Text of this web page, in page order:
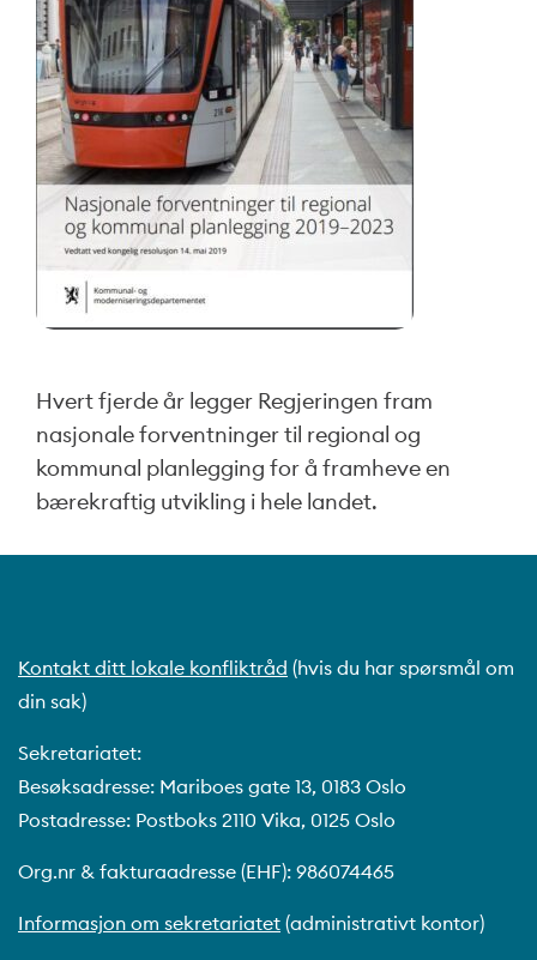
Hvert fjerde år legger Regjeringen fram
nasjonale forventninger til regional og
kommunal planlegging for å framheve en
bærekraftig utvikling i hele landet.
Kontakt ditt lokale konfliktråd (hvis du har spørsmål om
din sak)
Sekretariatet:
Besøksadresse: Mariboes gate 13, 0183 Oslo
Postadresse: Postboks 2110 Vika, 0125 Oslo
Org.nr & fakturaadresse (EHF): 986074465
Informasjon om sekretariatet (administrativt kontor)